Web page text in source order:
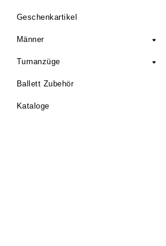
Geschenkartikel
Männer
Turnanzüge
Ballett Zubehör
Kataloge